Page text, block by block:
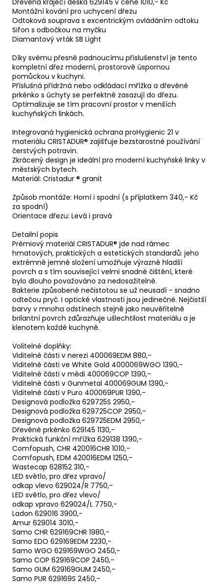
Montážní kování pro uchycení dřezu
Odtoková souprava s excentrickým ovládáním odtoku
Sifon s odbočkou na myčku
Diamantový vrták SB Light
Díky svému přesně padnoucímu příslušenství je tento
kompletní dřez moderní, prostorově úspornou
pomůckou v kuchyni.
Příslušná přídržná nebo odkládací mřížka a dřevěné
prkénko s úchyty se perfektně zasazují do dřezu.
Optimalizuje se tím pracovní prostor v menších
kuchyňských linkách.
Integrovaná hygienická ochrana proHygienic 21 v
materiálu CRISTADUR® zajišťuje bezstarostné používání
čerstvých potravin.
Zkrácený design je ideální pro moderní kuchyňské linky v
městských bytech.
Materiál: Cristadur ® granit
Způsob montáže: Horní i spodní (s příplatkem 340,- Kč
za spodní)
Orientace dřezu: Levá i pravá
Detailní popis
Prémiový materiál CRISTADUR® jde nad rámec
hmatových, praktických a estetických standardů: jeho
extrémně jemné složení umožňuje výrazně hladší
povrch a s tím související velmi snadné čištění, které
bylo dlouho považováno za nedosažitelné.
Bakterie způsobené nečistotou se už neusadí - snadno
odtečou pryč. I optické vlastnosti jsou jedinečné. Nejčistší
barvy v mnoha odstínech stejně jako neuvěřitelně
brilantní povrch zdůrazňuje ušlechtilost materiálu a je
klenotem každé kuchyně.
Volitelné doplňky:
Viditelné části v nerezi 400069EDM 880,-
Viditelné části ve White Gold 4000069WGO 1390,-
Viditelné části v mědi 400069COP 1390,-
Viditelné části v Gunmetal 400069GUM 1390,-
Viditelné části v Puro 400069PUR 1390,-
Designová podložka 629725S 2950,-
Designová podložka 629725COP 2950,-
Designová podložka 629725EDM 2950,-
Dřevěné prkénko 629145 1130,-
Praktická funkční mřížka 629138 1390,-
Comfopush, CHR 420016CHR 1010,-
Comfopush, EDM 420016EDM 1250,-
Wastecap 628152 310,-
LED světlo, pro dřez vpravo/
odkap vlevo 629024/R 7750,-
LED světlo, pro dřez vlevo/
odkap vpravo 629024/L 7750,-
Ladon 629016 3900,-
Amur 629014 3010,-
Samo CHR 629169CHR 1980,-
Samo EDO 629169EDM 2230,-
Samo WGO 629169WGO 2450,-
Samo COP 629169COP 2450,-
Samo GUM 629169GUM 2450,-
Samo PUR 629169S 2450,-